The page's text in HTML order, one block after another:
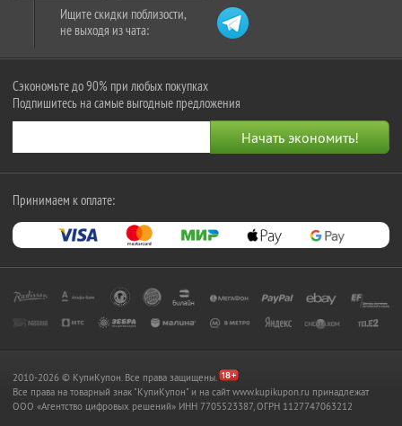
Ищите скидки поблизости,
не выходя из чата:
Сэкономьте до 90% при любых покупках
Подпишитесь на самые выгодные предложения
Принимаем к оплате:
2010-2026 © КупиКупон. Все права защищены.
Все права на товарный знак "КупиКупон" и на сайт www.kupikupon.ru принадлежат
OOO «Агентство цифровых решений» ИНН 7705523387, ОГРН 1127747063212